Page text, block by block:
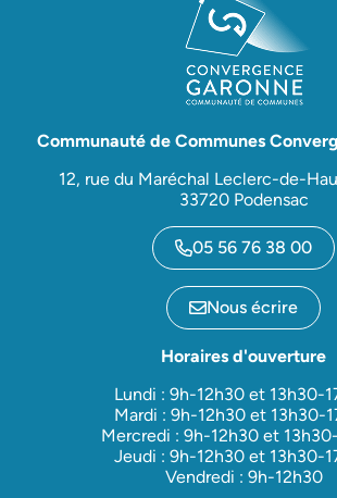
Communauté de Communes
12, rue du Maréchal Leclerc-de-
33720 Podensac
05 56 76 38 00
Nous écrire
Horaires d'ouverture
Lundi : 9h-12h30 et 13h30-
Mardi : 9h-12h30 et 13h30-
Mercredi : 9h-12h30 et
Jeudi : 9h-12h30 et 13h30-
Vendredi : 9h-12h30